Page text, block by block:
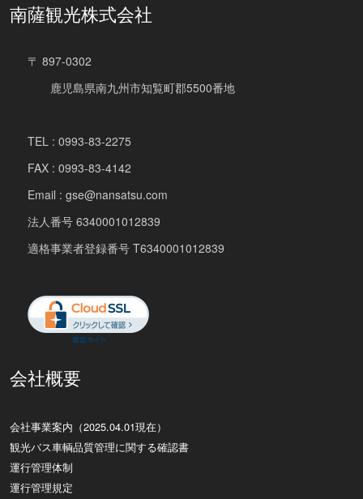
南薩観光株式会社
〒 897-0302
鹿児島県南九州市知覧町郡5500番地
TEL : 0993-83-2275
FAX : 0993-83-4142
Email : gse@nansatsu.com
法人番号 6340001012839
適格事業者登録番号 T6340001012839
会社概要
会社事業案内（2025.04.01現在）
観光バス車輌品質管理に関する確認書
運行管理体制
運行管理規定